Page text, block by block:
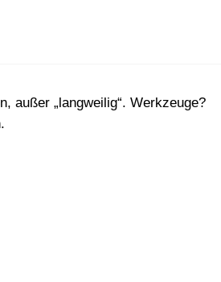
außer „langweilig“. Werkzeuge?